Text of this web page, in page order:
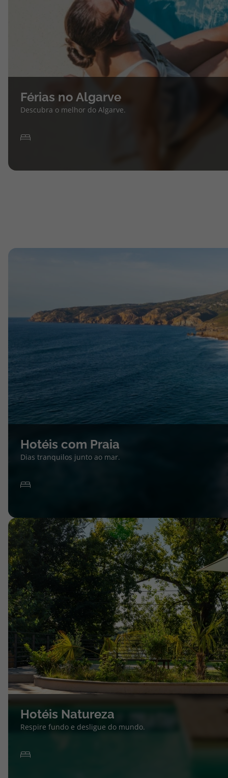
Férias no Algarve
Descubra o melhor do Algarve.
Hotéis com Praia
Dias tranquilos junto ao mar.
Hotéis Natureza
Respire fundo e desligue do mundo.